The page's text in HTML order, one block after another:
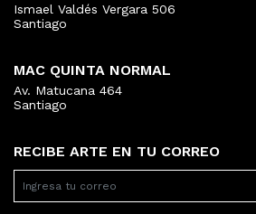
RECIBE ARTE EN TU CORREO
Ismael Valdés Vergara 506
Santiago
MAC QUINTA NORMAL
Av. Matucana 464
Santiago